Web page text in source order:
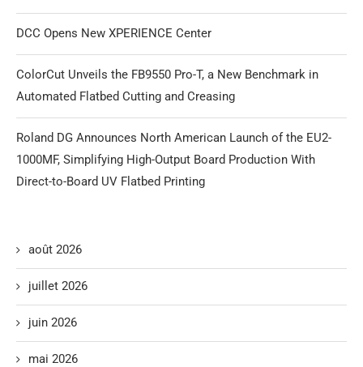
DCC Opens New XPERIENCE Center
ColorCut Unveils the FB9550 Pro-T, a New Benchmark in
Automated Flatbed Cutting and Creasing
Roland DG Announces North American Launch of the EU2-
1000MF, Simplifying High-Output Board Production With
Direct-to-Board UV Flatbed Printing
août 2026
juillet 2026
juin 2026
mai 2026